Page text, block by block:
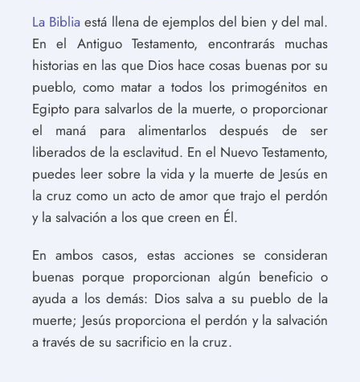
La Biblia está llena de ejemplos del bien y del mal.
En el Antiguo Testamento, encontrarás muchas
historias en las que Dios hace cosas buenas por su
pueblo, como matar a todos los primogénitos en
Egipto para salvarlos de la muerte, o proporcionar
el maná para alimentarlos después de ser
liberados de la esclavitud. En el Nuevo Testamento,
puedes leer sobre la vida y la muerte de Jesús en
la cruz como un acto de amor que trajo el perdón
y la salvación a los que creen en Él.
En ambos casos, estas acciones se consideran
buenas porque proporcionan algún beneficio o
ayuda a los demás: Dios salva a su pueblo de la
muerte; Jesús proporciona el perdón y la salvación
a través de su sacrificio en la cruz.